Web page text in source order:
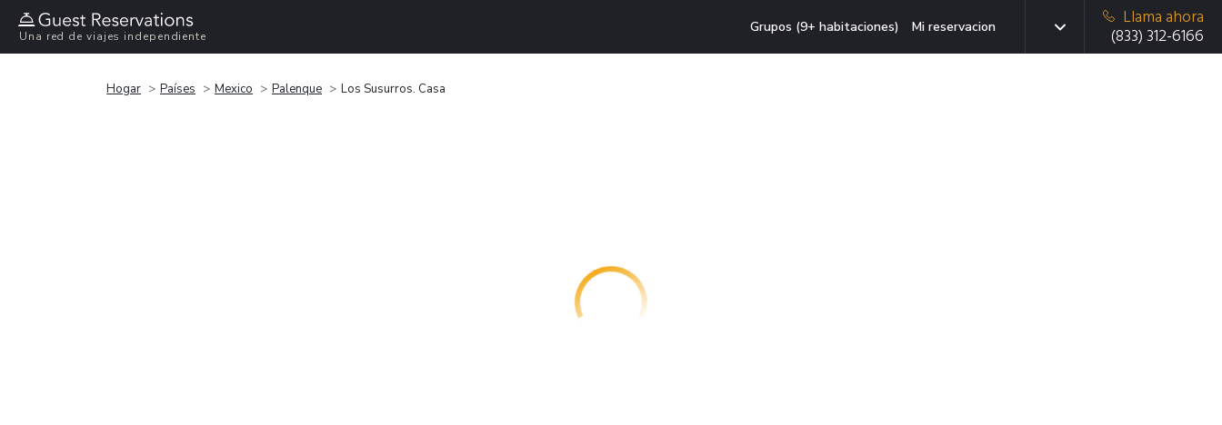
Una red de viajes independiente
Grupos (9+ habitaciones) Mi reservacion
Llama ahora
(833) 312-6166
Hogar Países Mexico Palenque Los Susurros. Casa